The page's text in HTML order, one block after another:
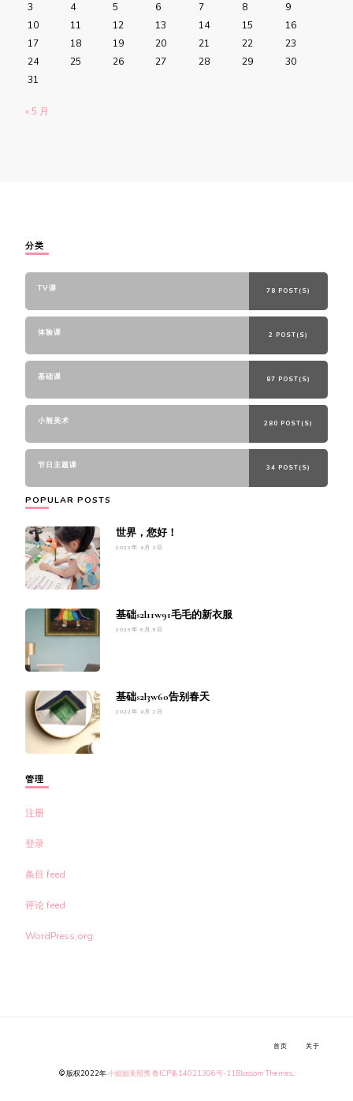
3
4 5 6 7 8
9
10
11 12 13 14 15
16
17
18 19 20 21 22
23
24
25 26 27 28 29
30
31
« 5 月
分类
TV课 78 POST(S)
体验课 2 POST(S)
基础课 87 POST(S)
小熊美术 280 POST(S)
节日主题课 34 POST(S)
POPULAR POSTS
世界，您好！
2022年 9月 2日
基础s2l11w91毛毛的新衣服
2023年 5月 5日
基础s2l3w60告别春天
2022年 9月 2日
管理
注册
登录
条目 feed
评论 feed
WordPress.org
© 版权2022年小姐姐美照秀鲁ICP备14021306号-11 Blossom Themes.
首页 关于